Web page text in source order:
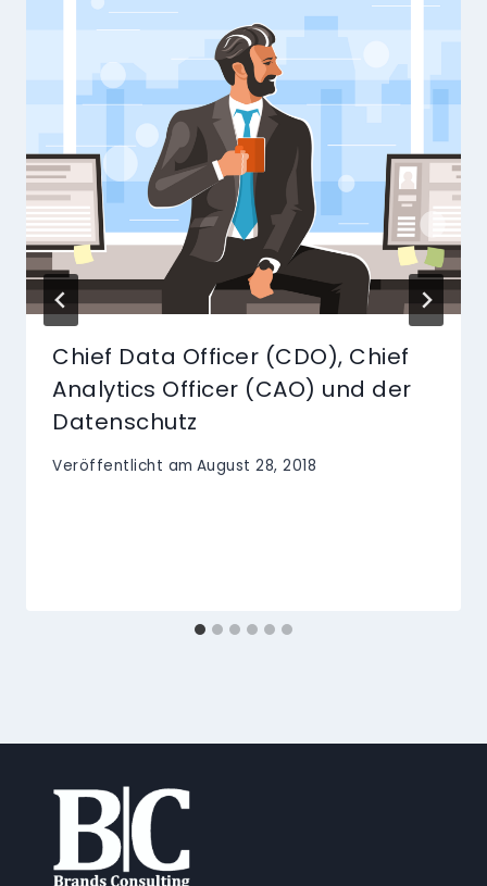
Chief Data Officer (CDO), Chief
Analytics Officer (CAO) und der
Datenschutz
Veröffentlicht am August 28, 2018